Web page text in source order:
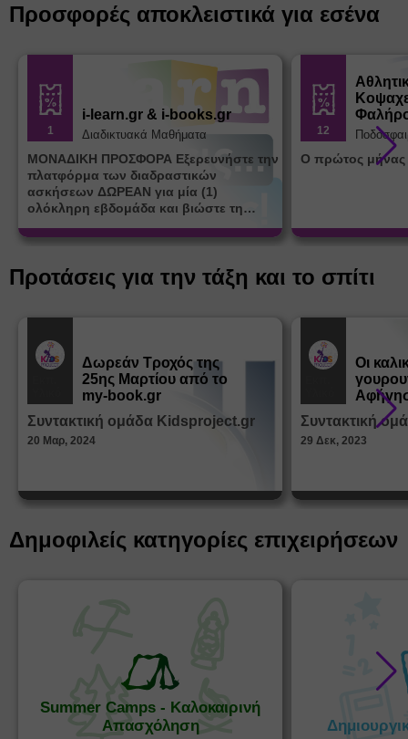
Προσφορές αποκλειστικά για εσένα
1
i-learn.gr & i-books.gr
Διαδικτυακά Μαθήματα
ΜΟΝΑΔΙΚΗ ΠΡΟΣΦΟΡΑ Εξερευνήστε την
πλατφόρμα των διαδραστικών
ασκήσεων ΔΩΡΕΑΝ για μία (1)
ολόκληρη εβδομάδα και βιώστε τη
learn.gr* * Αφορά νέες εγγραφές
12
Ο πρώτος
Προτάσεις για την τάξη και το σπίτι
Δωρεάν Tροχός της
25ης Μαρτίου από το
my-book.gr
Συντακτική ομάδα Kidsproject.gr
20 Μαρ, 2024
Οι
από τα
Συντακτική
29 Δεκ, 2023
Δημοφιλείς κατηγορίες επιχειρήσεων
Summer Camps - Καλοκαιρινή
Απασχόληση